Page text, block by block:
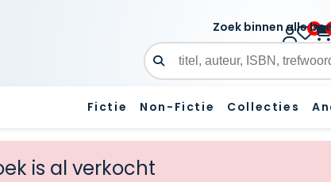
0
Zoek binnen alle
Zoekveld
Fictie Non-Fictie Collecties
is al verkocht